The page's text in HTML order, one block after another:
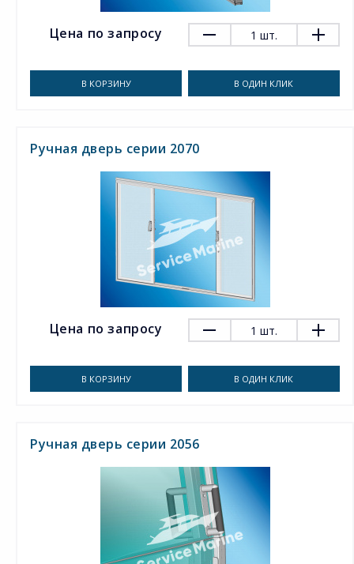
Цена по запросу 1 шт.
В КОРЗИНУ В ОДИН КЛИК
Ручная дверь серии 2070
Цена по запросу 1 шт.
В КОРЗИНУ В ОДИН КЛИК
Ручная дверь серии 2056